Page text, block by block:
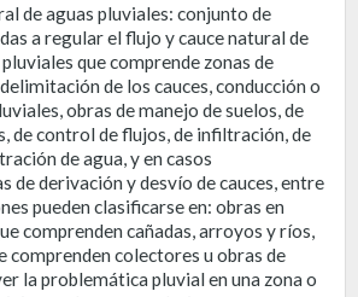
de aguas pluviales: conjunto de
a regular el flujo y cauce natural de
que comprende zonas de
de los cauces, conducción o
obras de manejo de suelos, de
de control de flujos, de infiltración, de
de agua, y en casos
de derivación y desvío de cauces, entre
pueden clasificarse en: obras en
comprenden cañadas, arroyos y ríos,
comprenden colectores u obras de
la problemática pluvial en una zona o